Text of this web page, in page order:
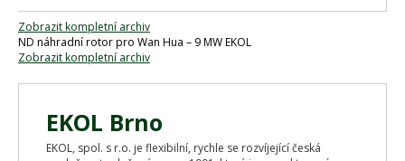
Zobrazit kompletní archiv
ND náhradní rotor pro Wan Hua – 9 MW EKOL
Zobrazit kompletní archiv
EKOL Brno
EKOL, spol. s r.o. je flexibilní, rychle se rozvíjející česká